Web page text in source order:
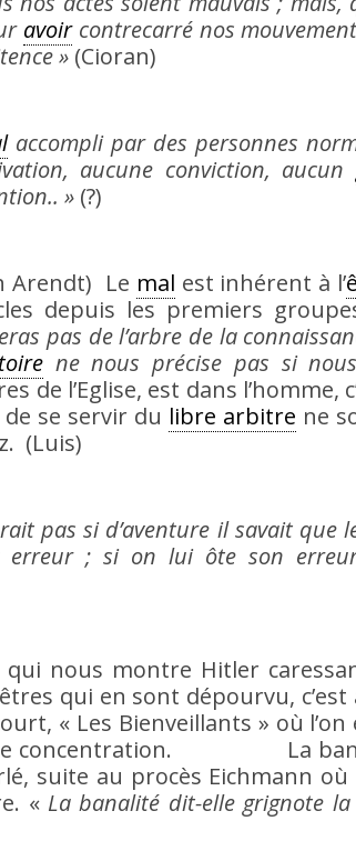
avoircontrecarré nos
» (Cioran)
accompli par des personnes
aucune conviction, aucun
» (?)
Arendt) Le mal est inhérent à l’
depuis les premiers
pas de l’arbre de la
ne nous précise pas si
de l’Eglise, est dans l’homme,
se servir du libre arbitre ne
(Luis)
pas si d’aventure il savait que
erreur ; si on lui ôte son
nous montre Hitler
qui en sont dépourvu,
« Les Bienveillants » où l’on
de concentration. La
suite au procès Eichmann
« La banalité dit-elle grignote